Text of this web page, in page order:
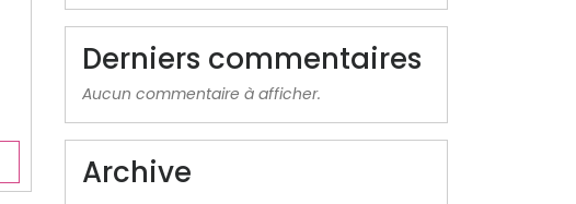
Derniers commentaires
Aucun commentaire à afficher.
Archive